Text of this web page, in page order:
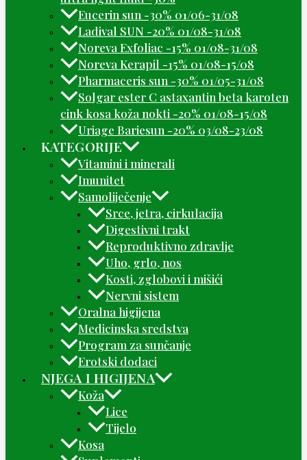
Eucerin sun -30% 01/06-31/08
Ladival SUN -20% 01/08-31/08
Noreva Exfoliac -15% 01/08-31/08
Noreva Kerapil -15% 01/08-15/08
Pharmaceris sun -30% 01/05-31/08
Solgar ester C astaxantin beta karoten
cink kosa koža nokti -20% 01/08-15/08
Uriage Bariesun -20% 03/08-23/08
KATEGORIJE
Vitamini i minerali
Imunitet
Samoliječenje
Srce, jetra, cirkulacija
Digestivni trakt
Reproduktivno zdravlje
Uho, grlo, nos
Kosti, zglobovi i mišići
Nervni sistem
Oralna higijena
Medicinska sredstva
Program za sunčanje
Erotski dodaci
NJEGA I HIGIJENA
Koža
Lice
Tijelo
Kosa